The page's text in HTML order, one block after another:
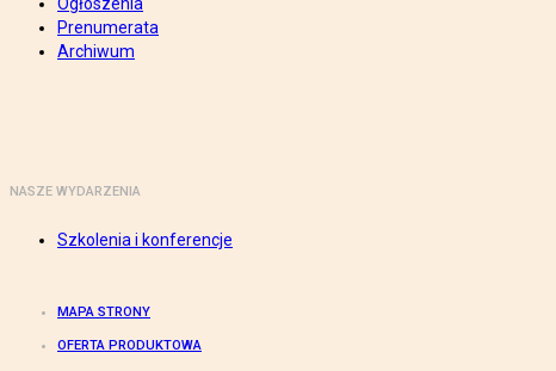
Prenumerata
Archiwum
NASZE WYDARZENIA
Szkolenia i konferencje
MAPA STRONY
OFERTA PRODUKTOWA